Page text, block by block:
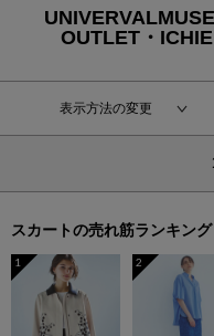
OUTLET・
表示方法の変更
スカートの売れ筋ランキング
1 2